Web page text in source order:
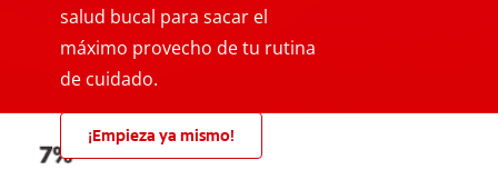
salud bucal para sacar el
máximo provecho de tu rutina
de cuidado.
¡Empieza ya mismo!